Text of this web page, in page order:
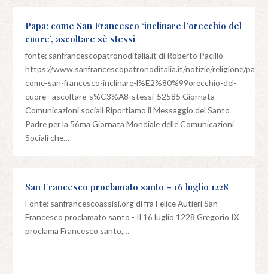
Papa: come San Francesco ‘inclinare l’orecchio del
cuore’, ascoltare sè stessi
fonte: sanfrancescopatronoditalia.it di Roberto Pacilio
https://www.sanfrancescopatronoditalia.it/notizie/religione/papa-
come-san-francesco-inclinare-l%E2%80%99orecchio-del-
cuore--ascoltare-s%C3%A8-stessi-52585 Giornata
Comunicazioni sociali Riportiamo il Messaggio del Santo
Padre per la 56ma Giornata Mondiale delle Comunicazioni
Sociali che…
San Francesco proclamato santo – 16 luglio 1228
Fonte: sanfrancescoassisi.org di fra Felice Autieri San
Francesco proclamato santo - Il 16 luglio 1228 Gregorio IX
proclama Francesco santo,…